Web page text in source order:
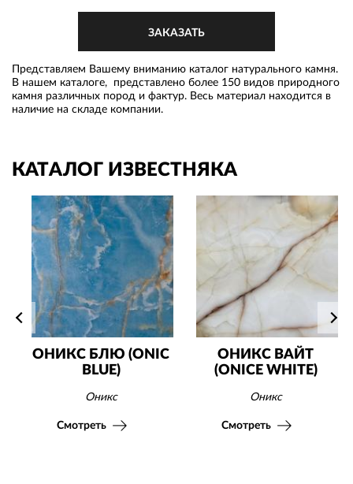
Представляем Вашему вниманию каталог натурального камня.
В нашем каталоге, представлено более 150 видов природного
камня различных пород и фактур. Весь материал находится в
наличие на складе компании.
КАТАЛОГ ИЗВЕСТНЯКА
ОНИКС БЛЮ (ONIC
BLUE)
Оникс
Смотреть
ОНИКС ВАЙТ
(ONICE WHITE)
Оникс
Смотреть